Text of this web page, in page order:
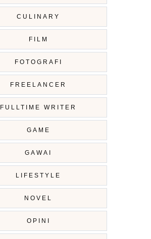
CULINARY
FILM
FOTOGRAFI
FREELANCER
FULLTIME WRITER
GAME
GAWAI
LIFESTYLE
NOVEL
OPINI